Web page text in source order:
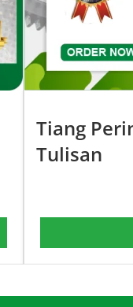
Tiang
Tulisan